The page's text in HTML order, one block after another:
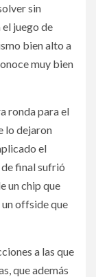
sin
juego de
bien alto a
muy bien
ronda para el
lo dejaron
el
final sufrió
un chip que
offside que
a las que
que además